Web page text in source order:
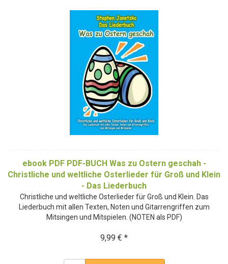
ebook PDF PDF-BUCH Was zu Ostern geschah -
Christliche und weltliche Osterlieder für Groß und Klein
- Das Liederbuch
Christliche und weltliche Osterlieder für Groß und Klein. Das
Liederbuch mit allen Texten, Noten und Gitarrengriffen zum
Mitsingen und Mitspielen. (NOTEN als PDF)
9,99 € *